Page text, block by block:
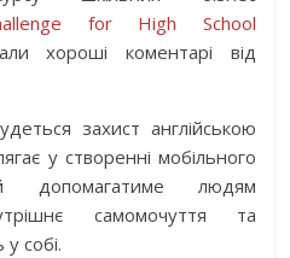
for High School
хороші коментарі від
захист англійською
у створенні мобільного
допомагатиме людям
самомочуття та
собі.